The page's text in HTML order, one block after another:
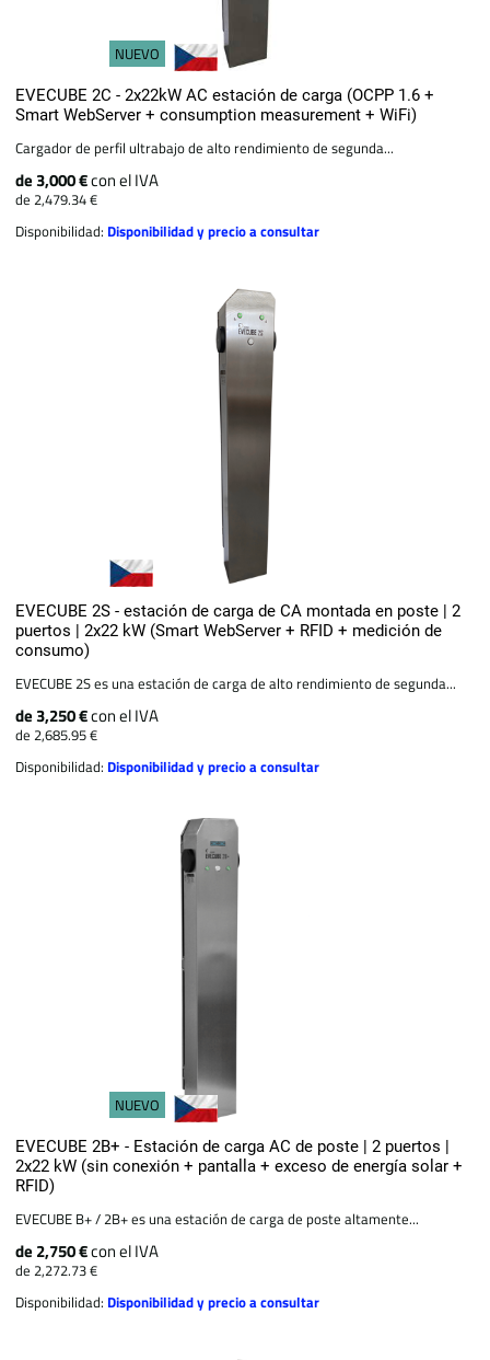
NUEVO
EVECUBE 2C - 2x22kW AC estación de carga (OCPP 1.6 +
Smart WebServer + consumption measurement + WiFi)
Cargador de perfil ultrabajo de alto rendimiento de segunda...
de 3,000 €con el IVA
de 2,479.34 €
Disponibilidad: Disponibilidad y precio a consultar
EVECUBE 2S - estación de carga de CA montada en poste | 2
puertos | 2x22 kW (Smart WebServer + RFID + medición de
consumo)
EVECUBE 2S es una estación de carga de alto rendimiento de segunda...
de 3,250 €con el IVA
de 2,685.95 €
Disponibilidad: Disponibilidad y precio a consultar
NUEVO
EVECUBE 2B+ - Estación de carga AC de poste | 2 puertos |
2x22 kW (sin conexión + pantalla + exceso de energía solar +
RFID)
EVECUBE B+ / 2B+ es una estación de carga de poste altamente...
de 2,750 €con el IVA
de 2,272.73 €
Disponibilidad: Disponibilidad y precio a consultar